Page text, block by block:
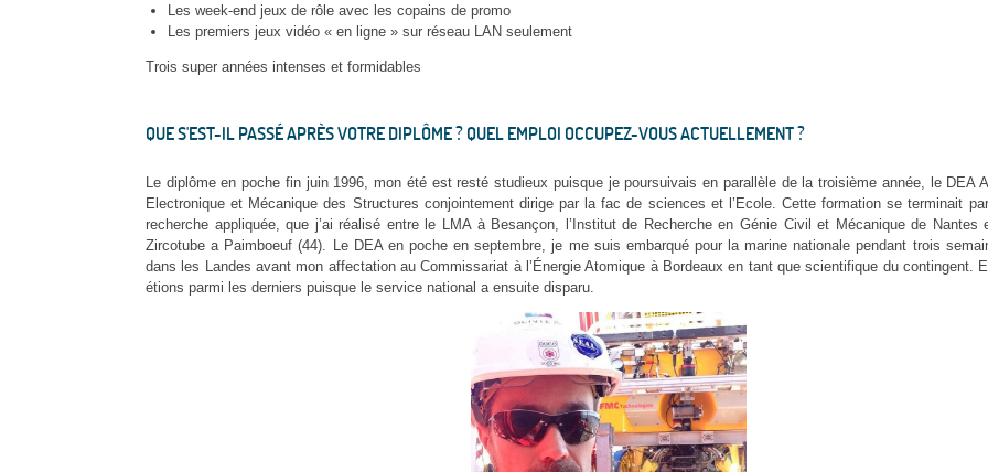
Les week-end jeux de rôle avec les copains de promo
Les premiers jeux vidéo « en ligne » sur réseau LAN seulement
Trois super années intenses et formidables
QUE S'EST-IL PASSÉ APRÈS VOTRE DIPLÔME ? QUEL EMPLOI OCCUPEZ-VOUS ACTUELLEMENT ?
Le diplôme en poche fin juin 1996, mon été est resté studieux puisque je poursuivais en parallèle de la troisième année, le DEA
Electronique et Mécanique des Structures conjointement dirige par la fac de sciences et l’Ecole. Cette formation se terminait
recherche appliquée, que j’ai réalisé entre le LMA à Besançon, l’Institut de Recherche en Génie Civil et Mécanique de Nantes
Zircotube a Paimboeuf (44). Le DEA en poche en septembre, je me suis embarqué pour la marine nationale pendant trois
dans les Landes avant mon affectation au Commissariat à l’Énergie Atomique à Bordeaux en tant que scientifique du contingent.
étions parmi les derniers puisque le service national a ensuite disparu.